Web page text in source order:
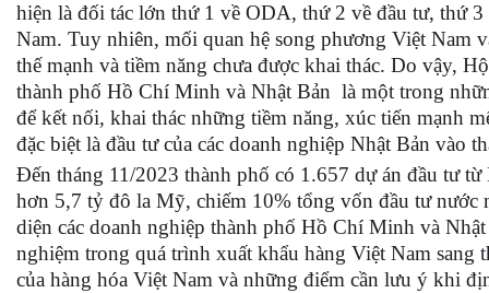
hiện là đối tác lớn thứ 1 về ODA, thứ 2 về đầu tư, thứ
Nam. Tuy nhiên, mối quan hệ song phương Việt Nam
thế mạnh và tiềm năng chưa được khai thác. Do vậy,
thành phố Hồ Chí Minh và Nhật Bản là một trong
để kết nối, khai thác những tiềm năng, xúc tiến mạnh
đặc biệt là đầu tư của các doanh nghiệp Nhật Bản vào
Đến tháng 11/2023 thành phố có 1.657 dự án đầu tư
hơn 5,7 tỷ đô la Mỹ, chiếm 10% tổng vốn đầu tư nước
diện các doanh nghiệp thành phố Hồ Chí Minh và
nghiệm trong quá trình xuất khẩu hàng Việt Nam sang
của hàng hóa Việt Nam và những điểm cần lưu ý khi